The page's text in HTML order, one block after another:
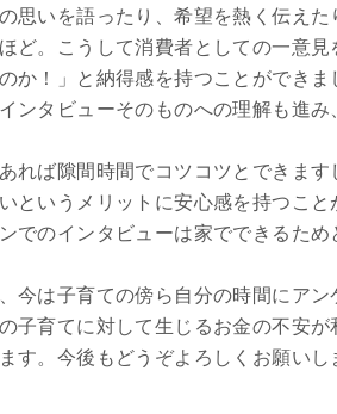
思いを語ったり、希望を熱く伝え
ど。こうして消費者としての一意
か！」と納得感を持つことができ
ンタビューそのものへの理解も進み
れば隙間時間でコツコツとできま
というメリットに安心感を持つこ
でのインタビューは家でできるため
今は子育ての傍ら自分の時間にア
子育てに対して生じるお金の不安
す。今後もどうぞよろしくお願いし